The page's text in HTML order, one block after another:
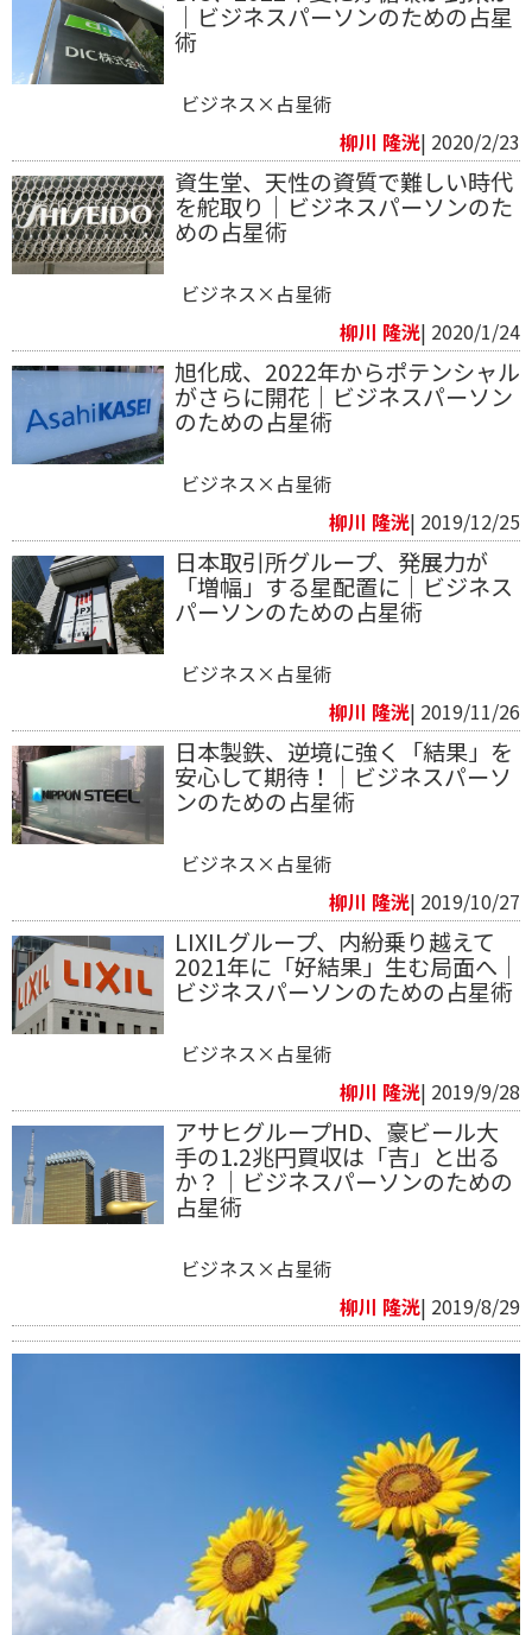
｜ビジネスパーソンのための占星
術
ビジネス×占星術
柳川 隆洸| 2020/2/23
資生堂、天性の資質で難しい時代
を舵取り｜ビジネスパーソンのた
めの占星術
ビジネス×占星術
柳川 隆洸| 2020/1/24
旭化成、2022年からポテンシャル
がさらに開花｜ビジネスパーソン
のための占星術
ビジネス×占星術
柳川 隆洸| 2019/12/25
日本取引所グループ、発展力が
「増幅」する星配置に｜ビジネス
パーソンのための占星術
ビジネス×占星術
柳川 隆洸| 2019/11/26
日本製鉄、逆境に強く「結果」を
安心して期待！｜ビジネスパーソ
ンのための占星術
ビジネス×占星術
柳川 隆洸| 2019/10/27
LIXILグループ、内紛乗り越えて
2021年に「好結果」生む局面へ｜
ビジネスパーソンのための占星術
ビジネス×占星術
柳川 隆洸| 2019/9/28
アサヒグループHD、豪ビール大
手の1.2兆円買収は「吉」と出る
か？｜ビジネスパーソンのための
占星術
ビジネス×占星術
柳川 隆洸| 2019/8/29